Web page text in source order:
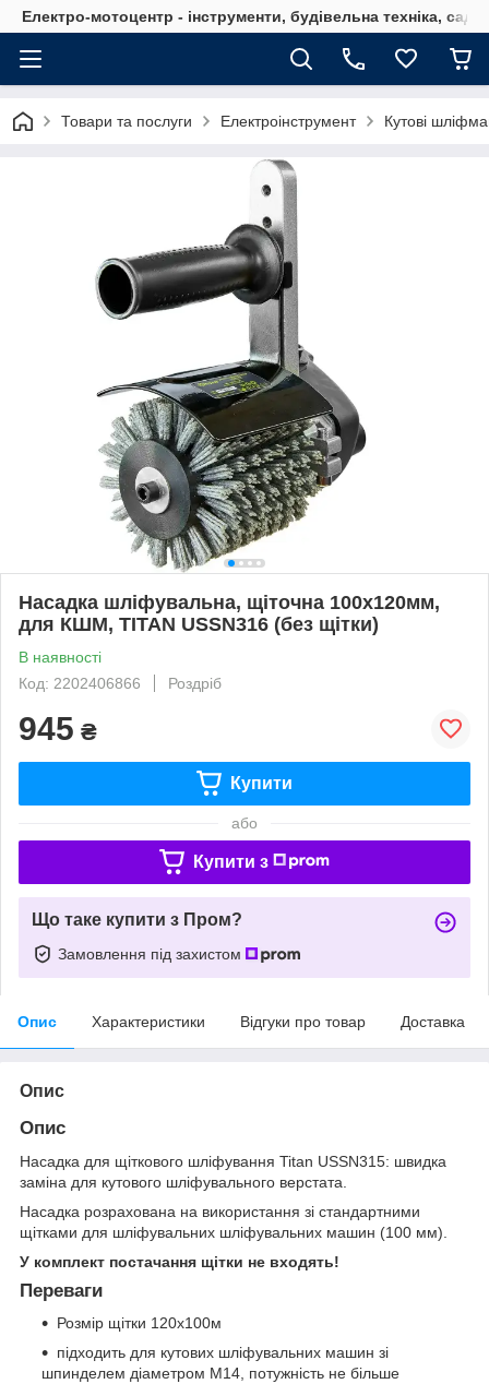
Електро-мотоцентр - інструменти, будівельна техніка,
Товари та послуги Електроінструмент Кутові
Насадка шліфувальна, щіточна 100х120мм,
для КШМ, TITAN USSN316 (без щітки)
В наявності
Код: 2202406866
Роздріб
945 ₴
Купити
або
Купити з
Що таке купити з Пром?
Замовлення під захистом
Опис Характеристики Відгуки про товар Доставка
Опис
Опис
Насадка для щіткового шліфування Titan USSN315: швидка
заміна для кутового шліфувального верстата.
Насадка розрахована на використання зі стандартними
щітками для шліфувальних шліфувальних машин (100 мм).
У комплект постачання щітки не входять!
Переваги
Розмір щітки 120x100м
підходить для кутових шліфувальних машин зі
шпинделем діаметром M14, потужність не більше